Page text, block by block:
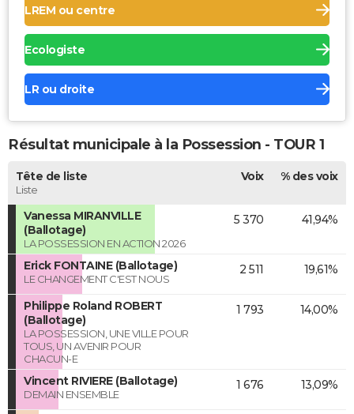
LREM ou centre
Ecologiste
LR ou droite
Résultat municipale à la Possession - TOUR 1
Tête de liste
Liste
Voix % des voix
Vanessa MIRANVILLE
(Ballotage)
LA POSSESSION EN ACTION 2026
5 370 41,94%
Erick FONTAINE (Ballotage)
LE CHANGEMENT C'EST NOUS
2 511 19,61%
Philippe Roland ROBERT
(Ballotage)
LA POSSESSION, UNE VILLE POUR
TOUS, UN AVENIR POUR
CHACUN-E
1 793 14,00%
Vincent RIVIERE (Ballotage)
DEMAIN ENSEMBLE
1 676 13,09%